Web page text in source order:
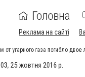
Головна
Реклама на сайті
от угарного газа погибло двое
25 жовтня 2016 р.